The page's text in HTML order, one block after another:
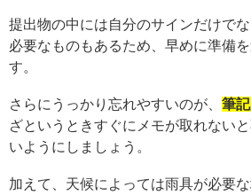
提出物の中には自分のサインだけで
必要なものもあるため、早めに準備
す。
さらにうっかり忘れやすいのが、 筆
ざというときすぐにメモが取れない
いようにしましょう。
加えて、天候によっては雨具が必要